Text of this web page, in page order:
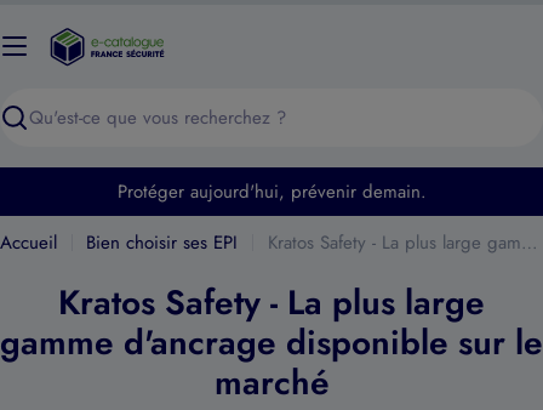
au
Recherche
Protéger aujourd'hui, prévenir demain.
Accueil
Bien choisir ses EPI Kratos Safety - La plus large gamme d'ancrage disponible sur le marché
Kratos Safety - La plus large
gamme d'ancrage disponible sur le
marché